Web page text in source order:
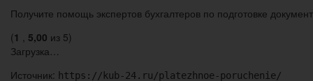
Получите помощь экспертов бухгалтеров по подготовке
(1 5,00 из 5)
Загрузка…
Источник: https://kub-24.ru/platezhnoe-poruchenie/